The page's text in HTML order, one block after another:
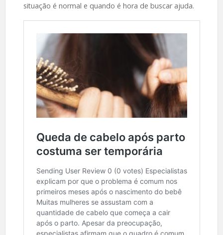
situação é normal e quando é hora de buscar ajuda.